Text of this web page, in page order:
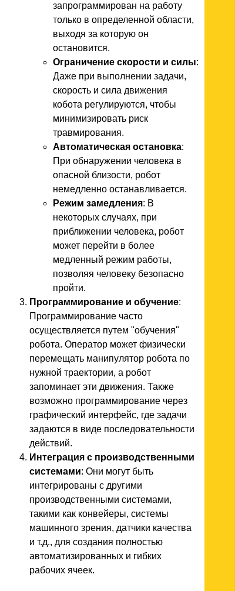
запрограммирован на работу
только в определенной области,
выходя за которую он
остановится.
Ограничение скорости и силы:
Даже при выполнении задачи,
скорость и сила движения
кобота регулируются, чтобы
минимизировать риск
травмирования.
Автоматическая остановка:
При обнаружении человека в
опасной близости, робот
немедленно останавливается.
Режим замедления: В
некоторых случаях, при
приближении человека, робот
может перейти в более
медленный режим работы,
позволяя человеку безопасно
пройти.
Программирование и обучение:
Программирование часто
осуществляется путем "обучения"
робота. Оператор может физически
перемещать манипулятор робота по
нужной траектории, а робот
запоминает эти движения. Также
возможно программирование через
графический интерфейс, где задачи
задаются в виде последовательности
действий.
Интеграция с производственными
системами: Они могут быть
интегрированы с другими
производственными системами,
такими как конвейеры, системы
машинного зрения, датчики качества
и т.д., для создания полностью
автоматизированных и гибких
рабочих ячеек.